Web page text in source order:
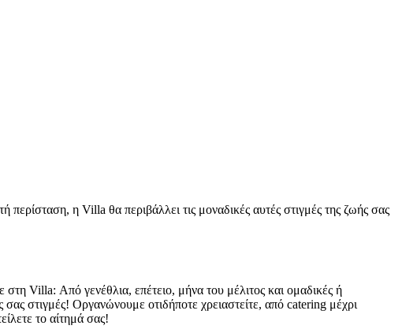
η Villa θα περιβάλλει τις μοναδικές αυτές στιγμές της ζωής σας
Villa: Από γενέθλια, επέτειο, μήνα του μέλιτος και ομαδικές ή
στιγμές! Οργανώνουμε οτιδήποτε χρειαστείτε, από catering μέχρι
το αίτημά σας!